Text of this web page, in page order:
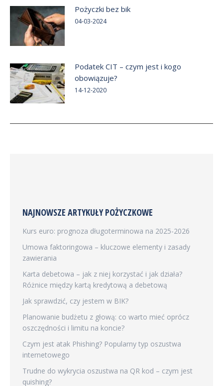
Pożyczki bez bik
04-03-2024
Podatek CIT – czym jest i kogo
obowiązuje?
14-12-2020
NAJNOWSZE ARTYKUŁY POŻYCZKOWE
Kurs euro: prognoza długoterminowa na 2025-2026
Umowa faktoringowa – kluczowe elementy i zasady
zawierania
Karta debetowa – jak z niej korzystać i jak działa?
Różnice między kartą kredytową a debetową
Jak sprawdzić, czy jestem w BIK?
Planowanie budżetu z głową: co warto mieć oprócz
oszczędności i limitu na koncie?
Czym jest atak Phishing? Popularny typ oszustwa
internetowego
Trudne do wykrycia oszustwa na QR kod – czym jest
quishing?